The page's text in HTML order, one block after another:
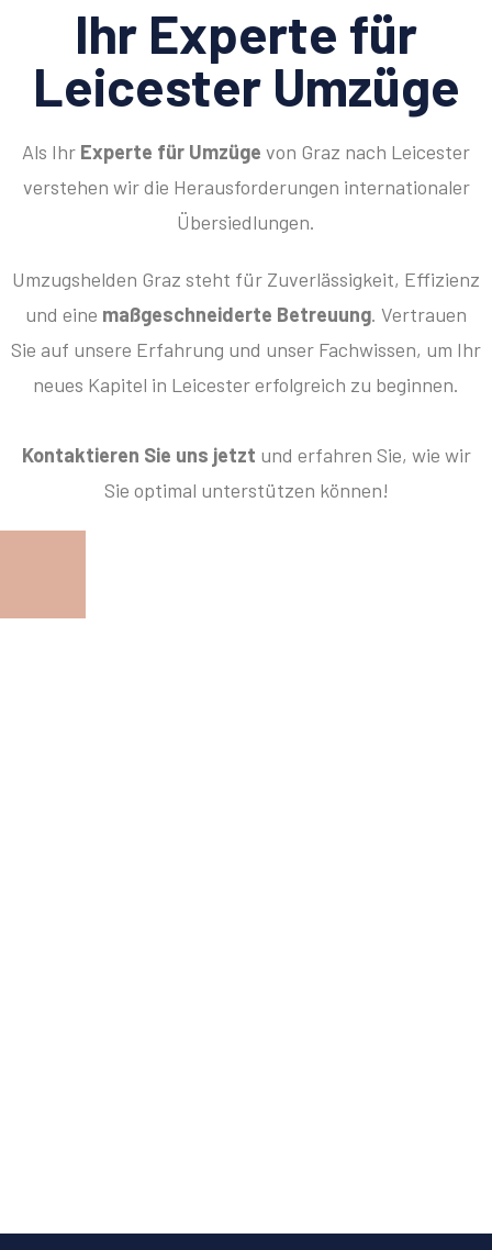
Ihr Experte für
Leicester Umzüge
Als Ihr Experte für Umzüge von Graz nach Leicester
verstehen wir die Herausforderungen internationaler
Übersiedlungen.
Umzugshelden Graz steht für Zuverlässigkeit, Effizienz
und eine maßgeschneiderte Betreuung. Vertrauen
Sie auf unsere Erfahrung und unser Fachwissen, um Ihr
neues Kapitel in Leicester erfolgreich zu beginnen.
Kontaktieren Sie uns jetzt und erfahren Sie, wie wir
Sie optimal unterstützen können!